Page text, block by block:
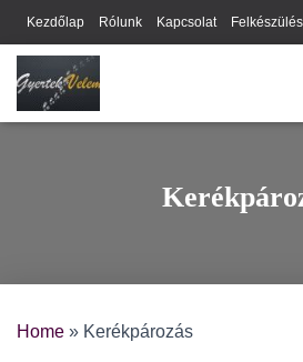
Kezdőlap Rólunk Kapcsolat Felkészülés
Webhely térkép
Home » Kerékpározás